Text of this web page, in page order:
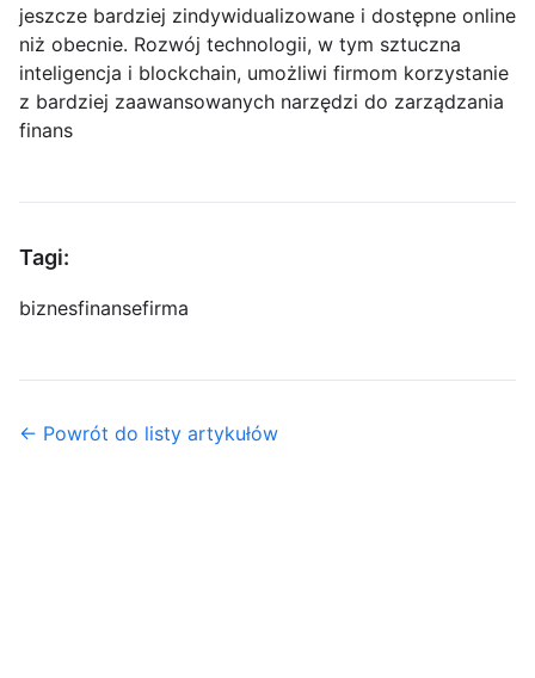
jeszcze bardziej zindywidualizowane i dostępne online
niż obecnie. Rozwój technologii, w tym sztuczna
inteligencja i blockchain, umożliwi firmom korzystanie
z bardziej zaawansowanych narzędzi do zarządzania
finans
Tagi:
biznesfinansefirma
← Powrót do listy artykułów